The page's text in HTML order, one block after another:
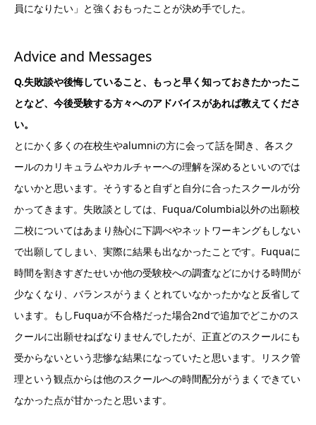
員になりたい」と強くおもったことが決め手でした。
Advice and Messages
Q.失敗談や後悔していること、もっと早く知っておきたかったこ
となど、今後受験する方々へのアドバイスがあれば教えてくださ
い。
とにかく多くの在校生やalumniの方に会って話を聞き、各スク
ールのカリキュラムやカルチャーへの理解を深めるといいのでは
ないかと思います。そうすると自ずと自分に合ったスクールが分
かってきます。失敗談としては、Fuqua/Columbia以外の出願校
二校についてはあまり熱心に下調べやネットワーキングもしない
で出願してしまい、実際に結果も出なかったことです。Fuquaに
時間を割きすぎたせいか他の受験校への調査などにかける時間が
少なくなり、バランスがうまくとれていなかったかなと反省して
います。もしFuquaが不合格だった場合2ndで追加でどこかのス
クールに出願せねばなりませんでしたが、正直どのスクールにも
受からないという悲惨な結果になっていたと思います。リスク管
理という観点からは他のスクールへの時間配分がうまくできてい
なかった点が甘かったと思います。